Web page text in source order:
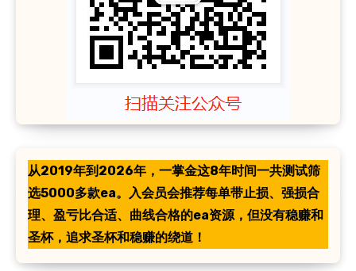
从2019年到2026年，一掌金这8年时间一共测试筛
选5000多款ea。入会员会推荐每单带止损、强损合
理、盈亏比合适、曲线合格的ea资源，但没有稳赚和
圣杯，追求圣杯和稳赚的绕道！